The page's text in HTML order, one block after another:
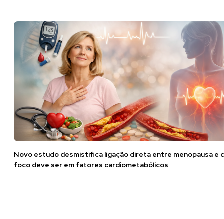
Novo estudo desmistifica ligação direta entre menopausa e
foco deve ser em fatores cardiometabólicos